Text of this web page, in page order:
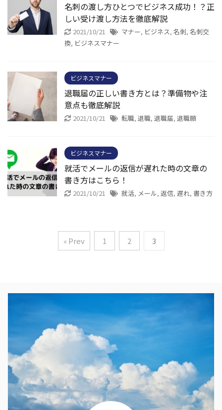
名刺の渡し方ひとつでビジネス成功！？正
しい受け渡し方法を徹底解説
2021/10/21 マナー, ビジネス, 名刺, 名刺交
換, ビジネスマナー
ビジネスマナー
退職届の正しい書き方とは？準備物や注
意点も徹底解説
2021/10/21 転職, 退職, 退職届, 退職願
ビジネスマナー
就活でメールの返信が遅れた時の文章の
書き方はこちら！
2021/10/21 就活, メール, 返信, 遅れ, 書き方
« Prev 1 2 3